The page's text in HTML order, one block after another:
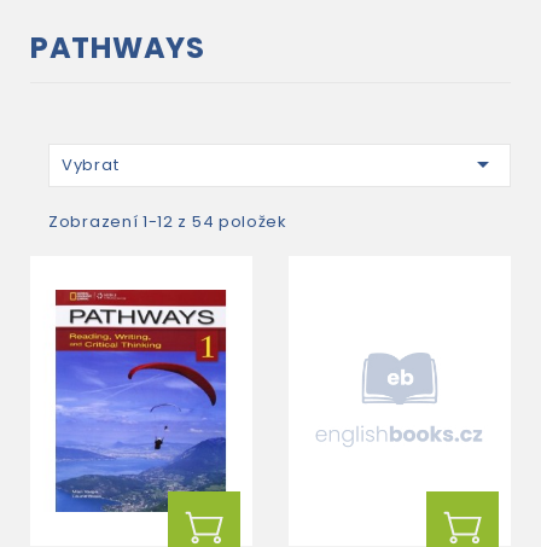
PATHWAYS
Vybrat 
Zobrazení 1-12 z 54 položek